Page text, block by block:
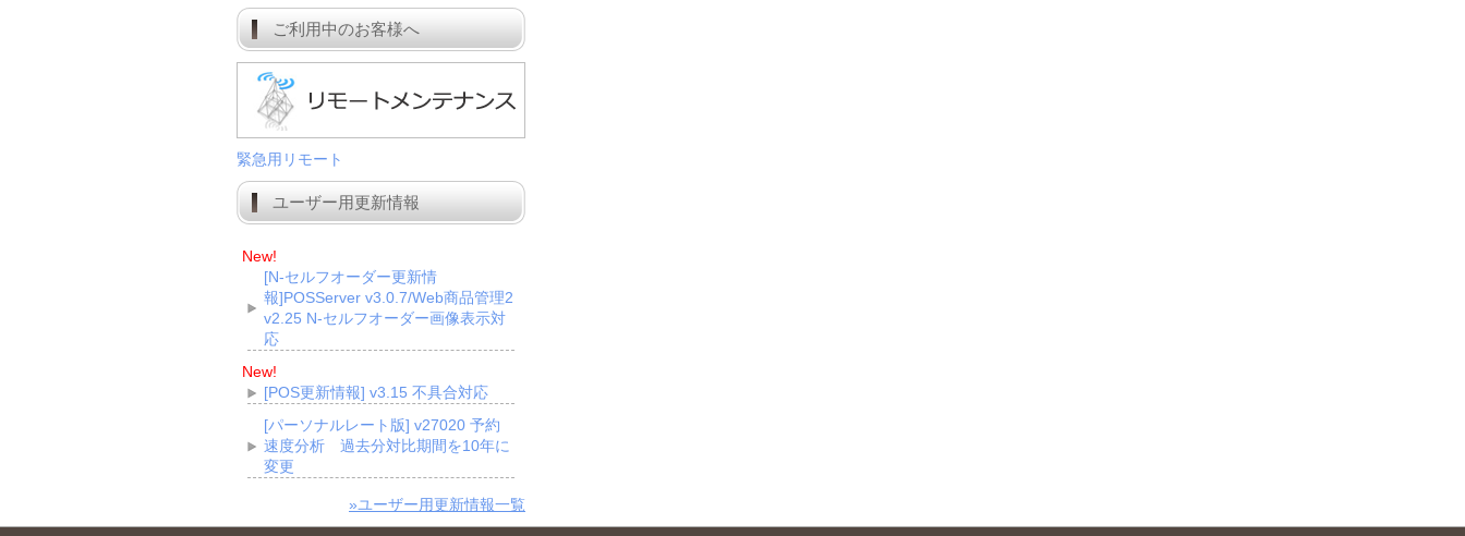
ご利用中のお客様へ
緊急用リモート
ユーザー用更新情報
New!
[N-セルフオーダー更新情
報]POSServer v3.0.7/Web商品管理2
v2.25 N-セルフオーダー画像表示対
応
New!
[POS更新情報] v3.15 不具合対応
[パーソナルレート版] v27020 予約
速度分析 過去分対比期間を10年に
変更
»ユーザー用更新情報一覧